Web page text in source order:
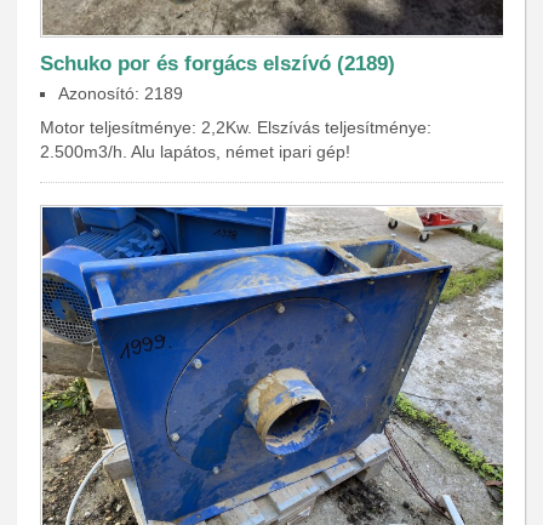
Schuko por és forgács elszívó (2189)
Azonosító: 2189
Motor teljesítménye: 2,2Kw. Elszívás teljesítménye:
2.500m3/h. Alu lapátos, német ipari gép!